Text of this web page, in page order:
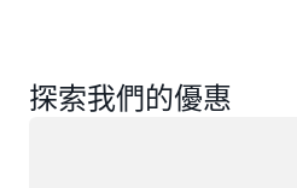
探索我們的優惠